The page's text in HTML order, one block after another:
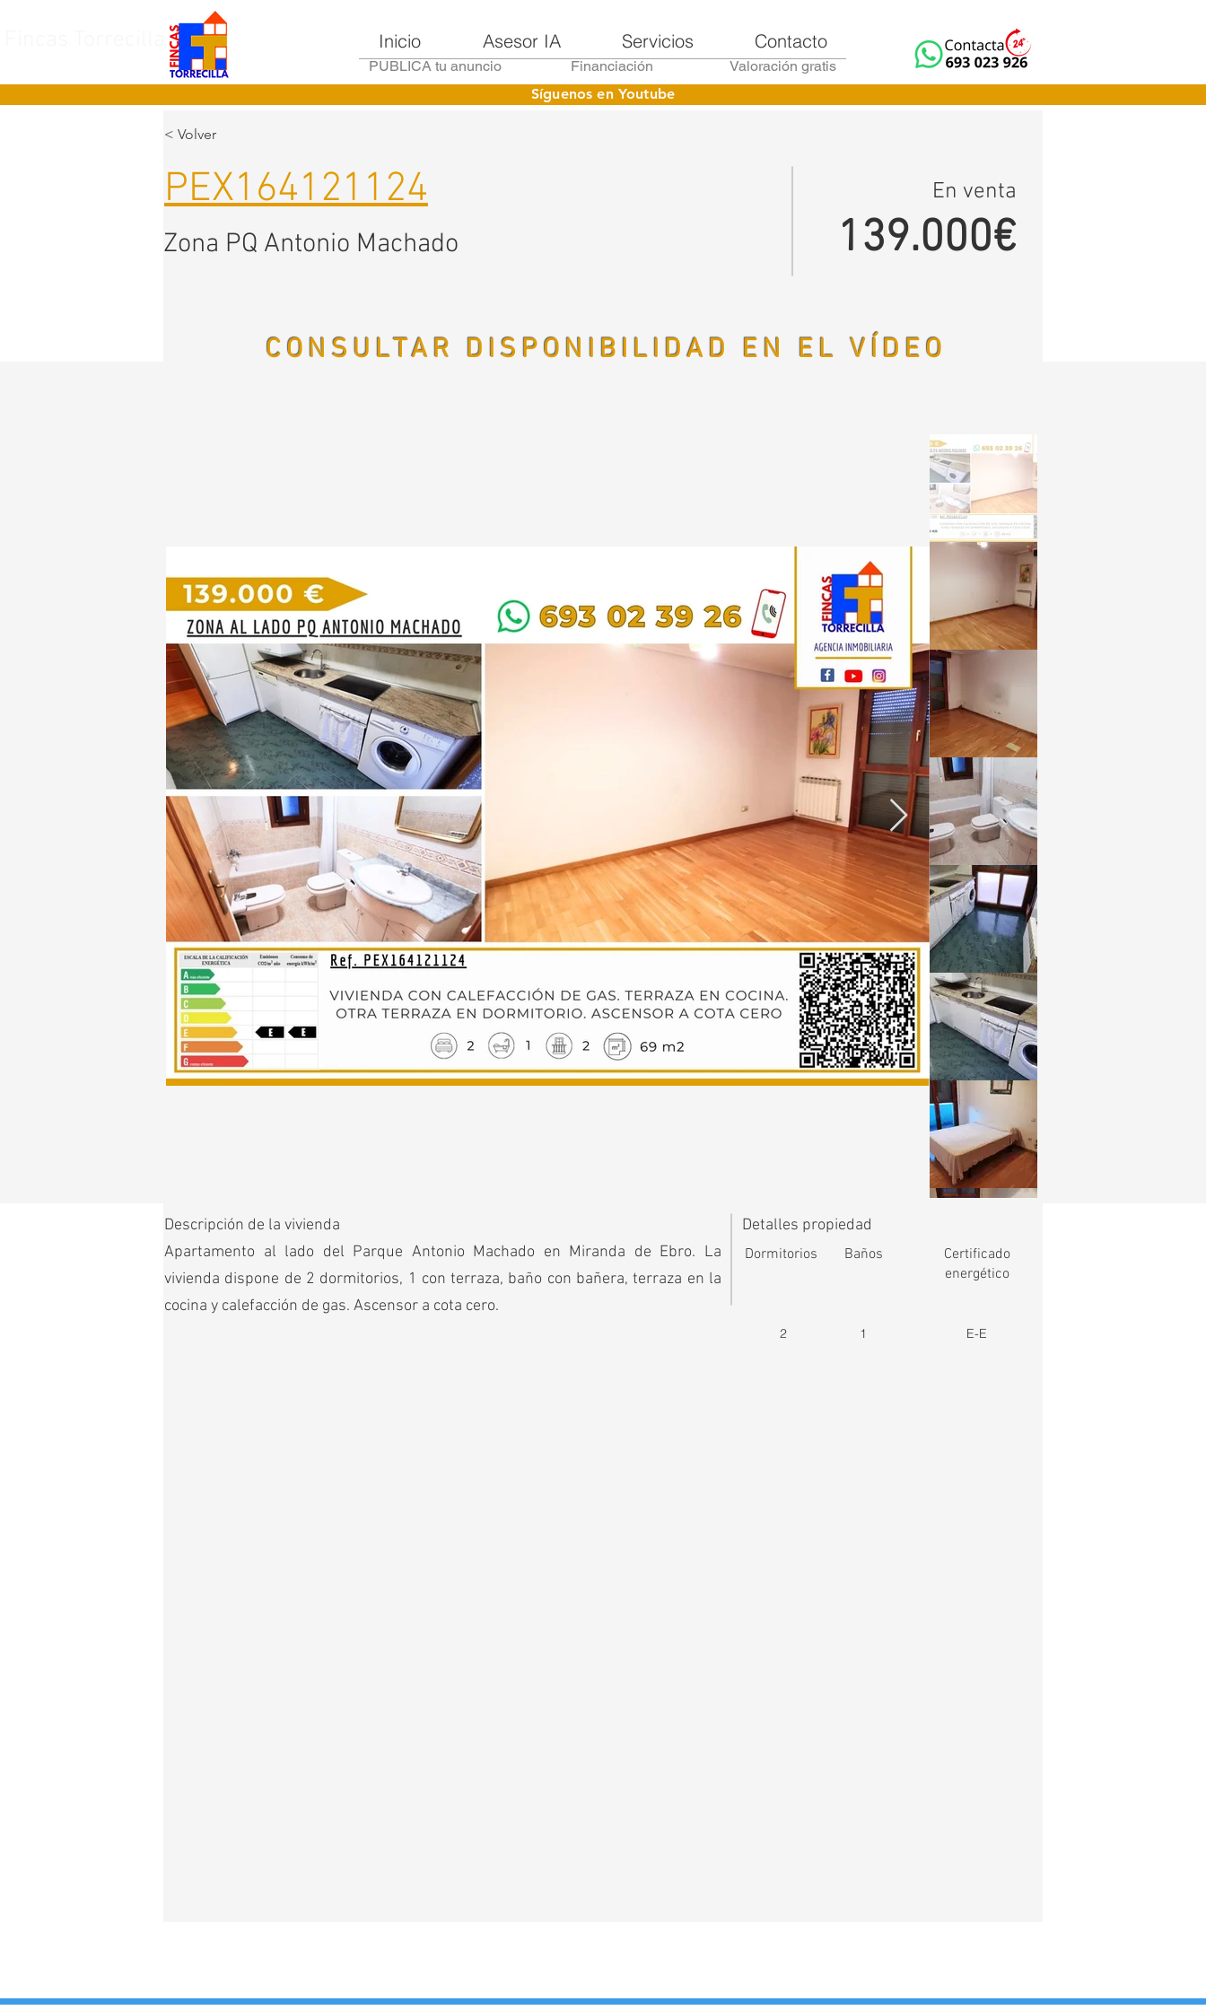
Inicio Asesor IA Servicios Contacto
PUBLICA tu anuncio Financiación
Valoración gratis
Síguenos en Youtube
< Volver
PEX164121124
Zona PQ Antonio Machado
En venta
139.000€
CONSULTAR DISPONIBILIDAD EN EL VÍDEO
Descripción de la vivienda
Detalles propiedad
Apartamento al lado del Parque Antonio Machado en Miranda de Ebro. La
vivienda dispone de 2 dormitorios, 1 con terraza, baño con bañera, terraza en la
cocina y calefacción de gas. Ascensor a cota cero.
Dormitorios Baños
2 1
Certificado
energético
E-E